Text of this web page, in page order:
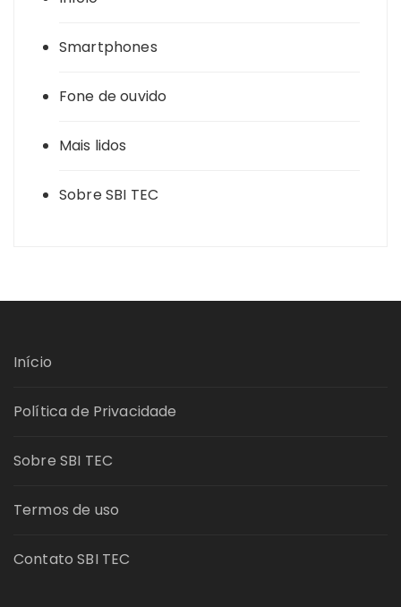
Smartphones
Fone de ouvido
Mais lidos
Sobre SBI TEC
Início
Política de Privacidade
Sobre SBI TEC
Termos de uso
Contato SBI TEC